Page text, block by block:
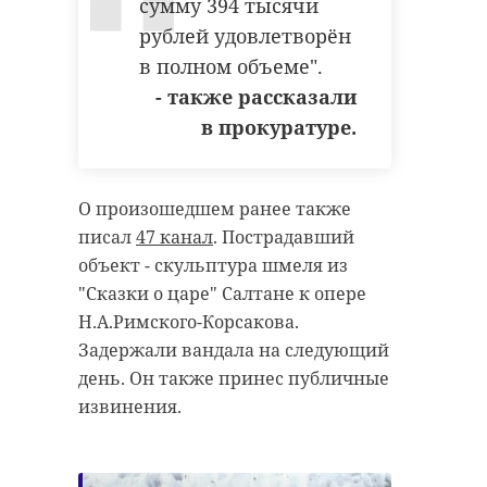
сумму 394 тысячи
рублей удовлетворён
в полном объеме".
- также рассказали
в прокуратуре.
О произошедшем ранее также
писал47 канал. Пострадавший
объект - скульптура шмеля из
"Сказки о царе" Салтане к опере
Н.А.Римского-Корсакова.
Задержали вандала на следующий
день. Он также принес публичные
извинения.
председателя постоянной
комиссии по ЖКХ и ТЭК ЗакСа
Ленобласти Михаила Коломыцева
и первого замглавы
администрации Кировского
ученики успешно защитились и
получили свидетельства о первой
профессии — слесарь-
электромонтажник.
РКС-энерго
студентов
несанкционированная свалка
ломоносовский район
Поделиться статьей: